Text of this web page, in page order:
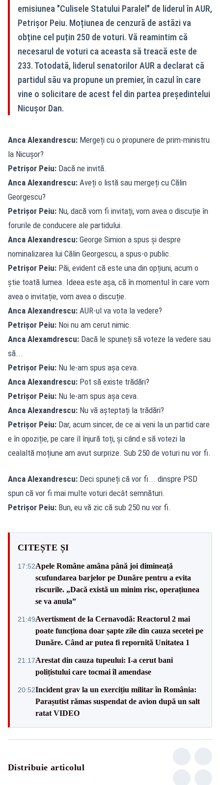
emisiunea "Culisele Statului Paralel" de liderul în AUR,
Petrișor Peiu. Moțiunea de cenzură de astăzi va
obține cel puțin 250 de voturi. Vă reamintim că
necesarul de voturi ca aceasta să treacă este de
233. Totodată, liderul senatorilor AUR a declarat că
partidul său va propune un premier, în cazul în care
vine o solicitare de acest fel din partea președintelui
Nicușor Dan.
Anca Alexandrescu: Mergeți cu o propunere de prim-ministru
la Nicușor?
Petrișor Peiu: Dacă ne invită.
Anca Alexandrescu: Aveți o listă sau mergeți cu Călin
Georgescu?
Petrișor Peiu: Nu, dacă vom fi invitați, vom avea o discuție în
forurile de conducere ale partidului.
Anca Alexandrescu: George Simion a spus și despre
nominalizarea lui Călin Georgescu, a spus-o public.
Petrișor Peiu: Păi, evident că este una din opțiuni, acum o
știe toată lumea. Ideea este așa, că în momentul în care vom
avea o invitație, vom avea o discuție.
Anca Alexandrescu: AUR-ul va vota la vedere?
Petrișor Peiu: Noi nu am cerut nimic.
Anca Alexamdrescu: Dacă le spuneți să voteze la vedere sau
să...
Petrișor Peiu: Nu le-am spus așa ceva.
Anca Alexandrescu: Pot să existe trădări?
Petrișor Peiu: Nu le-am spus așa ceva.
Anca Alexandrescu: Nu vă așteptați la trădări?
Petrișor Peiu: Dar, acum sincer, de ce ai veni la un partid care
e în opoziție, pe care îl înjură toți, și când e să votezi la
cealaltă moțiune am avut surprize. Sub 250 de voturi nu vor fi.
Anca Alexandrescu: Deci spuneți că vor fi... dinspre PSD
spun că vor fi mai multe voturi decât semnături.
Petrișor Peiu: Bun, eu vă zic că sub 250 nu vor fi.
CITEȘTE ȘI
17:52Apele Române amâna până joi dimineață
scufundarea barjelor pe Dunăre pentru a evita
riscurile. „Dacă există un minim risc, operațiunea
se va anula”
21:49Avertisment de la Cernavodă: Reactorul 2 mai
poate funcționa doar șapte zile din cauza secetei pe
Dunăre. Când ar putea fi repornită Unitatea 1
21:17Arestat din cauza tupeului: I-a cerut bani
polițistului care tocmai îl amendase
20:52Incident grav la un exercițiu militar în România:
Parașutist rămas suspendat de avion după un salt
ratat VIDEO
Distribuie articolul